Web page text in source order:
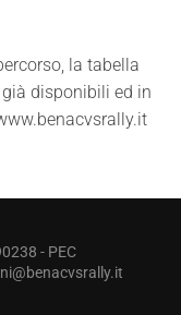
la tabella
disponibili ed in
- PEC